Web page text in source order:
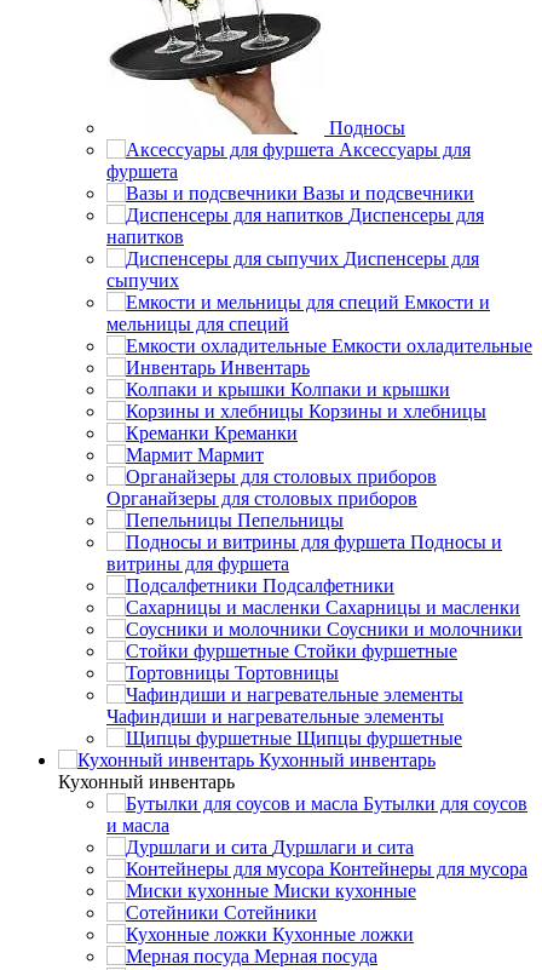
Подносы
Аксессуары для
фуршета
Вазы и подсвечники
Диспенсеры для
напитков
Диспенсеры для
сыпучих
Емкости и
мельницы для специй
Емкости охладительные
Инвентарь
Колпаки и крышки
Корзины и хлебницы
Креманки
Мармит
Органайзеры для столовых приборов
Пепельницы
Подносы и
витрины для фуршета
Подсалфетники
Сахарницы и масленки
Соусники и молочники
Стойки фуршетные
Тортовницы
Чафиндиши и нагревательные элементы
Щипцы фуршетные
Кухонный инвентарь
Кухонный инвентарь
Бутылки для соусов
и масла
Дуршлаги и сита
Контейнеры для мусора
Миски кухонные
Сотейники
Кухонные ложки
Мерная посуда